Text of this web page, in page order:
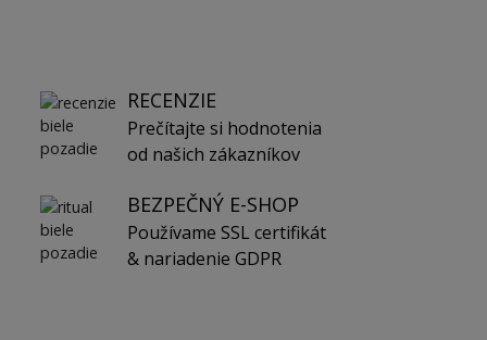
RECENZIE
Prečítajte si hodnotenia
od našich zákazníkov
BEZPEČNÝ E-SHOP
Používame SSL certifikát
& nariadenie GDPR